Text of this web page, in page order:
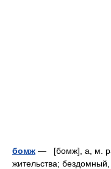
бомж — [бомж], а, м.
жительства;